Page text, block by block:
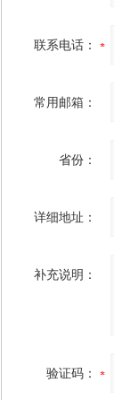
联系电话：
常用邮箱：
省份：
详细地址：
补充说明：
验证码：